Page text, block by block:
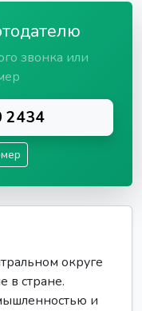
звонка или
2434
округе
в стране.
и